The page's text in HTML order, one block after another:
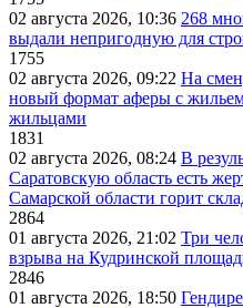
02 августа 2026, 10:36 268
выдали непригодную для
1755
02 августа 2026, 09:22 На
новый формат аферы с
жильцами
1831
02 августа 2026, 08:24 В
Саратовскую область есть
Самарской области горит
2864
01 августа 2026, 21:02 Три
взрыва на Кудринской
2846
01 августа 2026, 18:50